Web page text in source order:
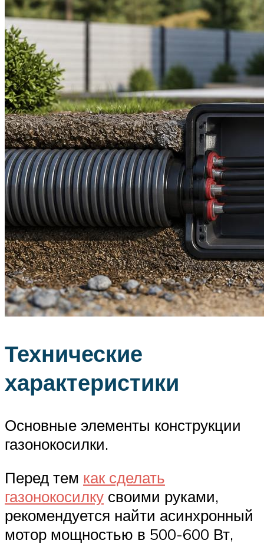
Технические
характеристики
Основные элементы конструкции
газонокосилки.
Перед тем как сделать
газонокосилку своими руками,
рекомендуется найти асинхронный
мотор мощностью в 500-600 Вт,